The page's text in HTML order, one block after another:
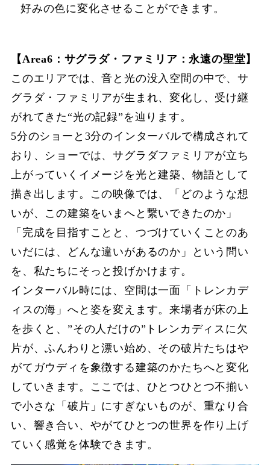
好みの色に変化させることができます。
【Area6：サグラダ・ファミリア：永遠の聖堂】
このエリアでは、音と光の没入空間の中で、サ
グラダ・ファミリアが生まれ、変化し、受け継
がれてきた“光の記録”を辿ります。
5分のショーと3分のインターバルで構成されて
おり、ショーでは、サグラダファミリアが立ち
上がっていくイメージを光と建築、物語として
描き出します。この映像では、「どのような想
いが、この建築をいまへと繋いできたのか」
「完成を目指すことと、つづけていくことのあ
いだには、どんな違いがあるのか」という問い
を、私たちにそっと投げかけます。
インターバル時には、空間は一面「トレンカデ
ィスの海」へと姿を変えます。来場者が床の上
を歩くと、”その人だけの”トレンカディスに欠
片が、ふんわりと漂い始め、その破片たちはや
がてガウディを象徴する建築のかたちへと変化
していきます。ここでは、ひとつひとつ不揃い
で小さな「破片」にすぎないものが、重なり合
い、響き合い、やがてひとつの世界を作り上げ
ていく感覚を体験できます。